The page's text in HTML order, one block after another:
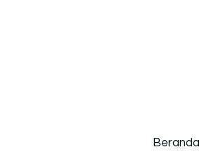
Beranda